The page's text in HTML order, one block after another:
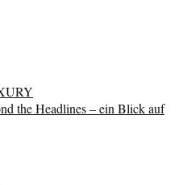
the Headlines – ein Blick auf